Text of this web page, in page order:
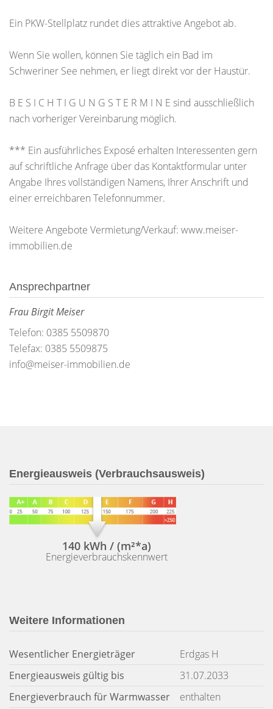
Ein PKW-Stellplatz rundet dies attraktive Angebot ab.
Wenn Sie wollen, können Sie täglich ein Bad im
Schweriner See nehmen, er liegt direkt vor der Haustür.
B E S I C H T I G U N G S T E R M I N E sind ausschließlich
nach vorheriger Vereinbarung möglich.
*** Ein ausführliches Exposé erhalten Interessenten gern
auf schriftliche Anfrage über das Kontaktformular unter
Angabe Ihres vollständigen Namens, Ihrer Anschrift und
einer erreichbaren Telefonnummer.
Weitere Angebote Vermietung/Verkauf: www.meiser-
immobilien.de
Ansprechpartner
Frau Birgit Meiser
Telefon: 0385 5509870
Telefax: 0385 5509875
info@meiser-immobilien.de
Energieausweis (Verbrauchsausweis)
140 kWh / (m²*a)
Energieverbrauchskennwert
Weitere Informationen
Wesentlicher Energieträger
Erdgas H
Energieausweis gültig bis
31.07.2033
Energieverbrauch für Warmwasser
enthalten